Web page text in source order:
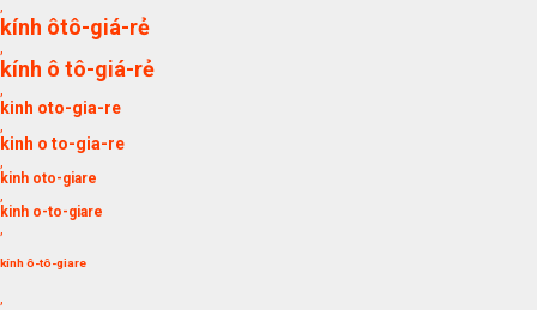
,
kính ôtô-giá-rẻ
,
kính ô tô-giá-rẻ
,
kinh oto-gia-re
,
kinh o to-gia-re
,
kinh oto-giare
,
kinh o-to-giare
,
kính ô-tô-giare
,